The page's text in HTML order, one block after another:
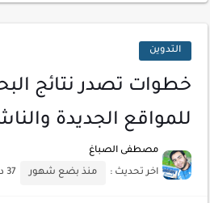
التدوين
خطوات تصدر نتائج
للمواقع الجديدة
مصطفى الصباغ
اخر تحديث : منذ بضع شهور 37 دقائق للقراءة